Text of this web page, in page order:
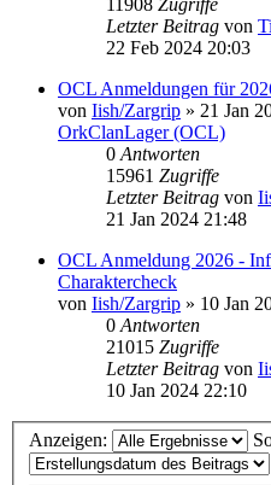
Letzter Beitrag von
22 Feb 2024 20:03
OCL Anmeldungen für
von Iish/Zargrip » 21 Jan
OrkClanLager (OCL)
0 Antworten
15961 Zugriffe
Letzter Beitrag von
21 Jan 2024 21:48
OCL Anmeldung 2026 -
Charaktercheck
von Iish/Zargrip » 10 Jan
0 Antworten
21015 Zugriffe
Letzter Beitrag von
10 Jan 2024 22:10
Anzeigen: